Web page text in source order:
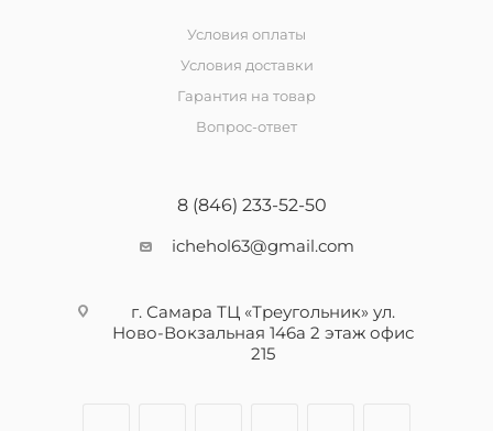
Условия оплаты
Условия доставки
Гарантия на товар
Вопрос-ответ
8 (846) 233-52-50
ichehol63@gmail.com
г. Самара ТЦ «Треугольник» ул.
Ново-Вокзальная 146а 2 этаж офис
215